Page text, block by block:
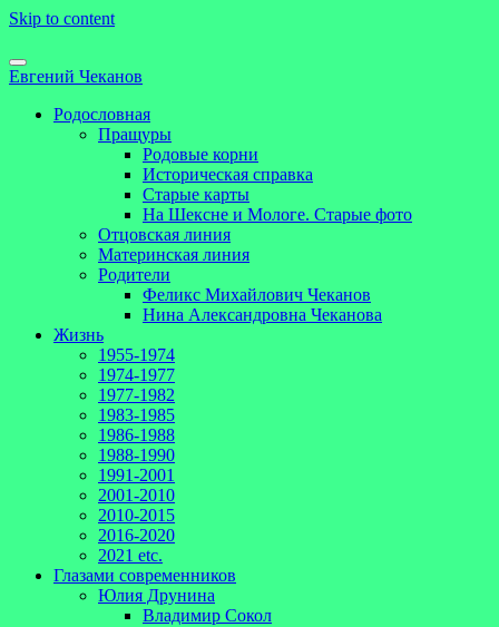
Skip to content
Евгений Чеканов
Родословная
Пращуры
Родовые корни
Историческая справка
Старые карты
На Шексне и Мологе. Старые фото
Отцовская линия
Материнская линия
Родители
Феликс Михайлович Чеканов
Нина Александровна Чеканова
Жизнь
1955-1974
1974-1977
1977-1982
1983-1985
1986-1988
1988-1990
1991-2001
2001-2010
2010-2015
2016-2020
2021 etc.
Глазами современников
Юлия Друнина
Владимир Сокол